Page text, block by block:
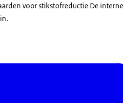
voor stikstofreductie De